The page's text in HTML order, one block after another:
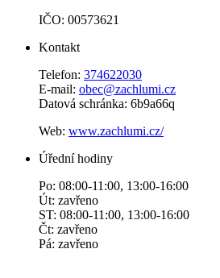
IČO: 00573621
Kontakt
Telefon: 374622030
E-mail: obec@zachlumi.cz
Datová schránka: 6b9a66q
Web: www.zachlumi.cz/
Úřední hodiny
Po: 08:00-11:00, 13:00-16:00
Út: zavřeno
ST: 08:00-11:00, 13:00-16:00
Čt: zavřeno
Pá: zavřeno